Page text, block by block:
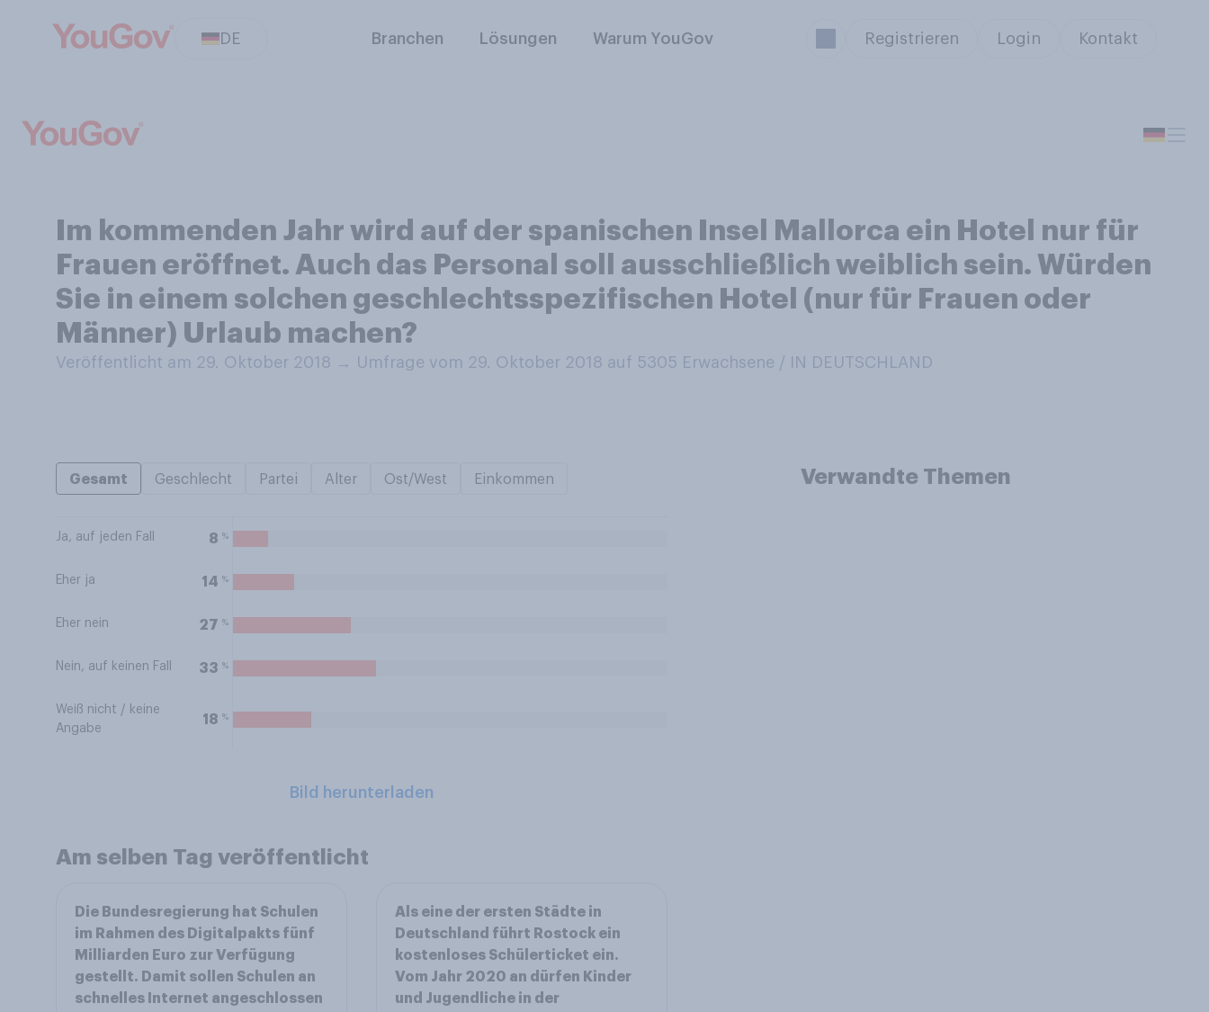
DE Branchen Lösungen Warum YouGov Registrieren Login Kontakt
Im kommenden Jahr wird auf der spanischen Insel Mallorca ein Hotel nur für
Frauen eröffnet. Auch das Personal soll ausschließlich weiblich sein. Würden
Sie in einem solchen geschlechtsspezifischen Hotel (nur für Frauen oder
Männer) Urlaub machen?
Veröffentlicht am 29. Oktober 2018 → Umfrage vom 29. Oktober 2018 auf 5305 Erwachsene / IN DEUTSCHLAND
Gesamt Geschlecht Partei Alter Ost/West Einkommen
Ja, auf jeden Fall 8 %
Eher ja 14 %
Eher nein 27 %
Nein, auf keinen Fall 33 %
Weiß nicht / keine
Angabe
18 %
Bild herunterladen
Verwandte Themen
Am selben Tag veröffentlicht
Die Bundesregierung hat Schulen
im Rahmen des Digitalpakts fünf
Milliarden Euro zur Verfügung
gestellt. Damit sollen Schulen an
schnelles Internet angeschlossen
Als eine der ersten Städte in
Deutschland führt Rostock ein
kostenloses Schülerticket ein.
Vom Jahr 2020 an dürfen Kinder
und Jugendliche in der